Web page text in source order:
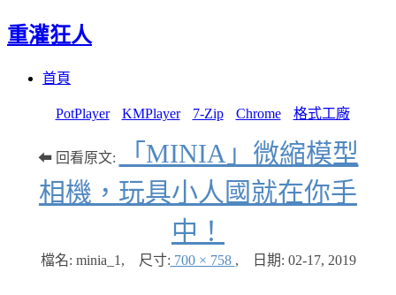
重灌狂人
首頁
PotPlayer KMPlayer 7-Zip Chrome 格式工廠
⬅ 回看原文:
「MINIA」微縮模型
相機，玩具小人國就在你手
中！
檔名: minia_1 , 尺寸: 700 × 758 , 日期: 02-17, 2019